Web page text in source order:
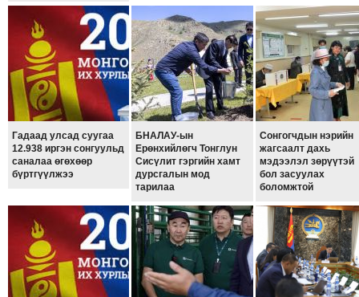
Гадаад улсад суугаа
12.938 иргэн сонгуульд
саналаа өгөхөөр
бүртгүүлжээ
БНАЛАУ-ын
Ерөнхийлөгч Тонглун
Сисүлит гэргийн хамт
дурсгалын мод
тарилаа
Сонгогчдын нэрийн
жагсаалт дахь
мэдээлэл зөрүүтэй
бол засуулах
боломжтой